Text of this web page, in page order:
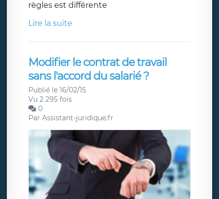
règles est différente
Lire la suite
Modifier le contrat de travail
sans l'accord du salarié ?
Publié le 16/02/15
Vu 2 295 fois
0
Par Assistant-juridique.fr